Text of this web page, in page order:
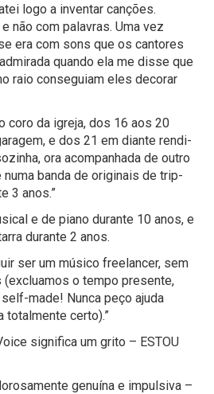
logo a inventar canções.
não com palavras. Uma vez
era com sons que os cantores
quando ela me disse que
raio conseguiam eles decorar
coro da igreja, dos 16 aos 20
e dos 21 em diante rendi-
ora acompanhada de outro
banda de originais de trip-
3 anos.”
e de piano durante 10 anos, e
durante 2 anos.
ser um músico freelancer, sem
o tempo presente,
self-made! Nunca peço ajuda
totalmente certo).”
significa um grito – ESTOU
genuína e impulsiva –